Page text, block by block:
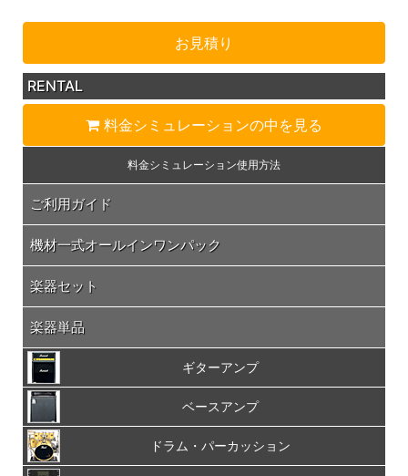
お見積り
RENTAL
料金シミュレーションの中を見る
料金シミュレーション使用方法
ご利用ガイド
機材一式オールインワンパック
楽器セット
楽器単品
ギターアンプ
ベースアンプ
ドラム・パーカッション